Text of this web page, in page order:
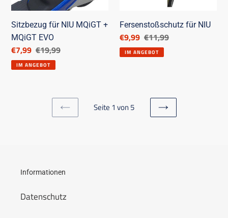
Sitzbezug für NIU MQiGT +
MQiGT EVO
Ermäßigter
Preis
€7,99 Listenpreis
€19,99
IM ANGEBOT
Fersenstoßschutz für NIU
Ermäßigter
Preis
€9,99 Listenpreis
€11,99
IM ANGEBOT
VORHERIGE
Seite 1 von 5
NÄCHSTE
Informationen
Datenschutz